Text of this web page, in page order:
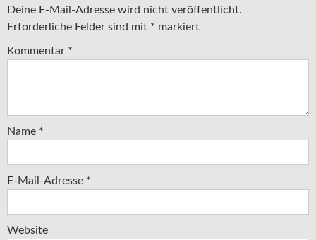
Deine E-Mail-Adresse wird nicht veröffentlicht.
Erforderliche Felder sind mit * markiert
Kommentar *
Name *
E-Mail-Adresse *
Website